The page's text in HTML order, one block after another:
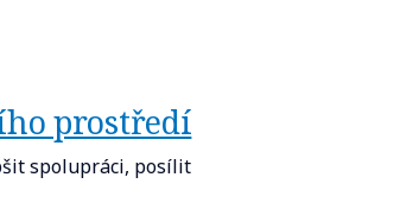
prostředí
spolupráci, posílit